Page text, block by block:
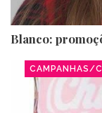
Blanco: